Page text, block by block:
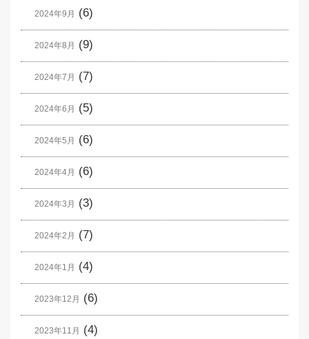
2024年9月 (6)
2024年8月 (9)
2024年7月 (7)
2024年6月 (5)
2024年5月 (6)
2024年4月 (6)
2024年3月 (3)
2024年2月 (7)
2024年1月 (4)
2023年12月 (6)
2023年11月 (4)